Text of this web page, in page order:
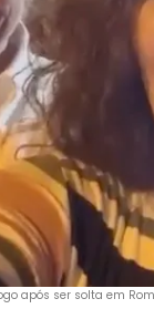
após ser solta em